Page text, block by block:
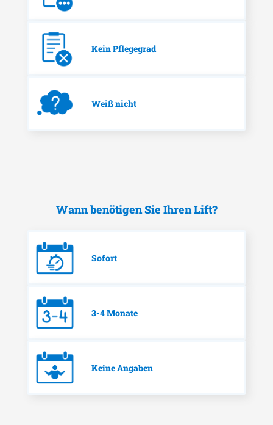
Kein Pflegegrad
Weiß nicht
Wann benötigen Sie Ihren Lift?
Sofort
3-4 Monate
Keine Angaben